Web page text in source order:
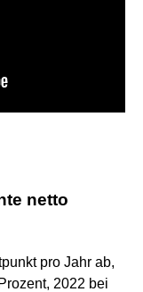
netto
pro Jahr ab,
2022 bei